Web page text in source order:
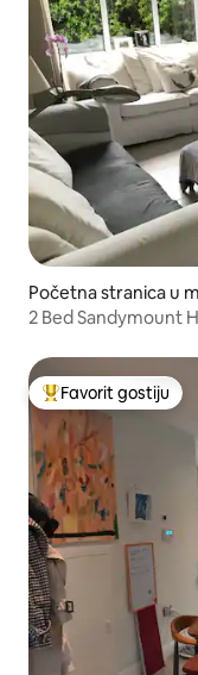
Početna stranica u
2 Bed Sandymount
Glavni favorit gostiju
Favorit gostiju